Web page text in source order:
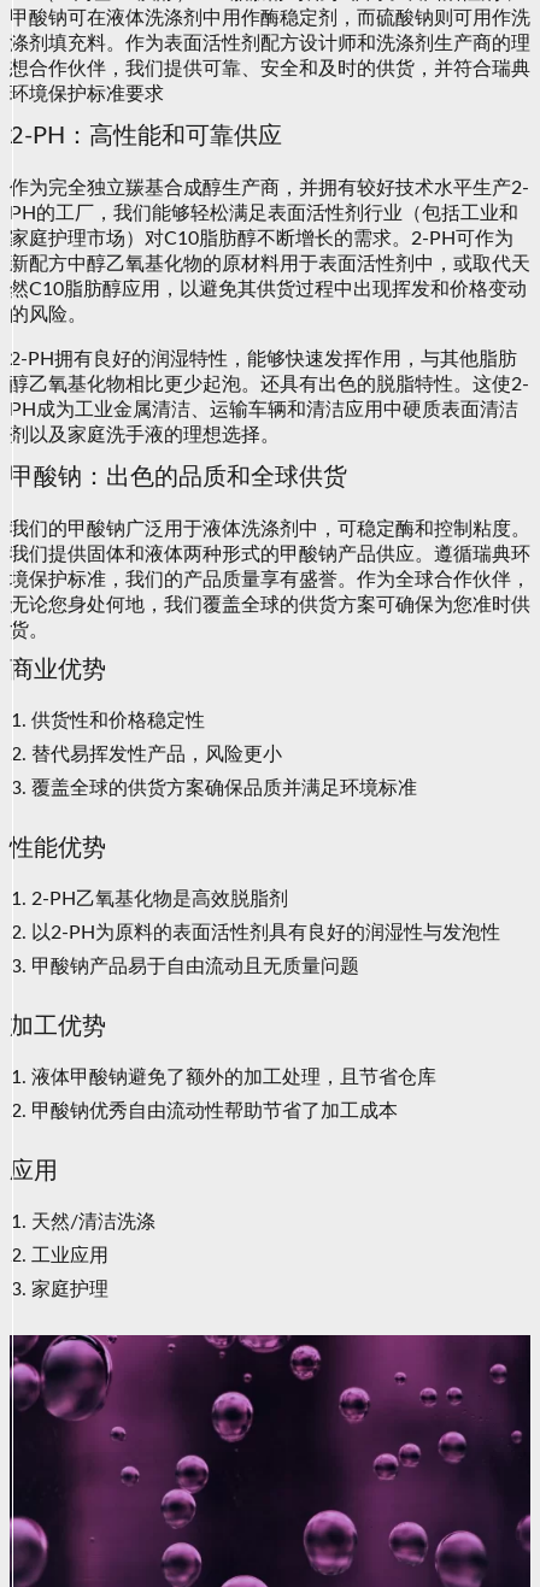
甲酸钠可在液体洗涤剂中用作酶稳定剂，而硫酸钠则可用作洗
涤剂填充料。作为表面活性剂配方设计师和洗涤剂生产商的理
想合作伙伴，我们提供可靠、安全和及时的供货，并符合瑞典
环境保护标准要求
2-PH：高性能和可靠供应
作为完全独立羰基合成醇生产商，并拥有较好技术水平生产2-
PH的工厂，我们能够轻松满足表面活性剂行业（包括工业和
家庭护理市场）对C10脂肪醇不断增长的需求。2-PH可作为
新配方中醇乙氧基化物的原材料用于表面活性剂中，或取代天
然C10脂肪醇应用，以避免其供货过程中出现挥发和价格变动
的风险。
2-PH拥有良好的润湿特性，能够快速发挥作用，与其他脂肪
醇乙氧基化物相比更少起泡。还具有出色的脱脂特性。这使2-
PH成为工业金属清洁、运输车辆和清洁应用中硬质表面清洁
剂以及家庭洗手液的理想选择。
甲酸钠：出色的品质和全球供货
我们的甲酸钠广泛用于液体洗涤剂中，可稳定酶和控制粘度。
我们提供固体和液体两种形式的甲酸钠产品供应。遵循瑞典环
境保护标准，我们的产品质量享有盛誉。作为全球合作伙伴，
无论您身处何地，我们覆盖全球的供货方案可确保为您准时供
货。
商业优势
供货性和价格稳定性
替代易挥发性产品，风险更小
覆盖全球的供货方案确保品质并满足环境标准
性能优势
2-PH乙氧基化物是高效脱脂剂
以2-PH为原料的表面活性剂具有良好的润湿性与发泡性
甲酸钠产品易于自由流动且无质量问题
加工优势
液体甲酸钠避免了额外的加工处理，且节省仓库
甲酸钠优秀自由流动性帮助节省了加工成本
应用
天然/清洁洗涤
工业应用
家庭护理